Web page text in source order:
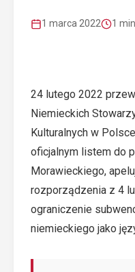
1 marca 2022 1
24 lutego 2022
Niemieckich
Kulturalnych w
oficjalnym listem do
Morawieckiego,
rozporządzenia z 4
ograniczenie
niemieckiego jako